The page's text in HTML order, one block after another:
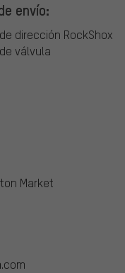
envío:
dirección RockShox
válvula
Market